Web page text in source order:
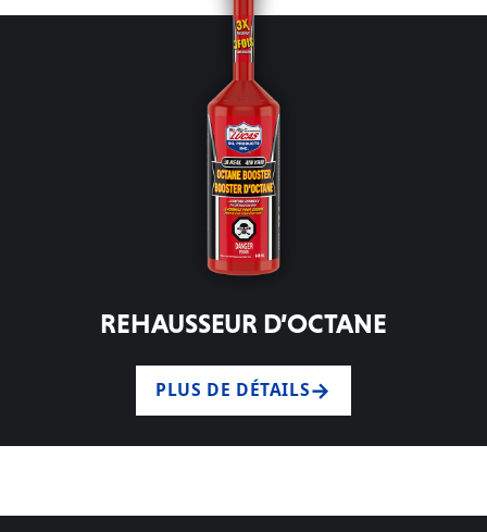
REHAUSSEUR D’OCTANE
PLUS DE DÉTAILS